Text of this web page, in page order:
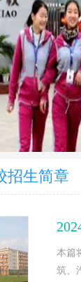
招生简章
本篇
筑、